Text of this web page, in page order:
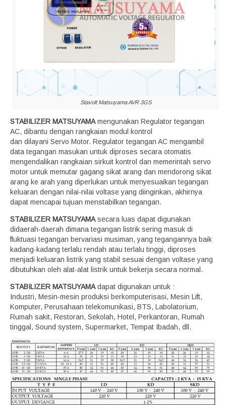
Stavolt Matsuyama AVR 3GS
STABILIZER MATSUYAMAmengunakan Regulator tegangan
AC, dibantu dengan rangkaian modul kontrol
dan dilayani Servo Motor. Regulator tegangan AC mengambil
data tegangan masukan untuk diproses secara otomatis
mengendalikan rangkaian sirkuit kontrol dan memerintah servo
motor untuk memutar gagang sikat arang dan mendorong sikat
arang ke arah yang diperlukan untuk menyesuaikan tegangan
keluaran dengan nilai-nilai voltase yang diinginkan, akhirnya
dapat mencapai tujuan menstabilkan tegangan.
STABILIZER MATSUYAMAsecara luas dapat digunakan
didaerah-daerah dimana tegangan listrik sering masuk di
fluktuasi tegangan bervariasi musiman, yang tegangannya baik
kadang-kadang terlalu rendah atau terlalu tinggi, diproses
menjadi keluaran listrik yang stabil sesuai dengan voltase yang
dibutuhkan oleh alat-alat listrik untuk bekerja secara normal.
STABILIZER MATSUYAMAdapat digunakan untuk :
Industri, Mesin-mesin produksi berkomputerisasi, Mesin Lift,
Komputer, Perusahaan telekomunikasi, BTS, Labolatorium,
Rumah sakit, Restoran, Sekolah, Hotel, Perkantoran, Rumah
tinggal, Sound system, Supermarket, Tempat Ibadah, dll.